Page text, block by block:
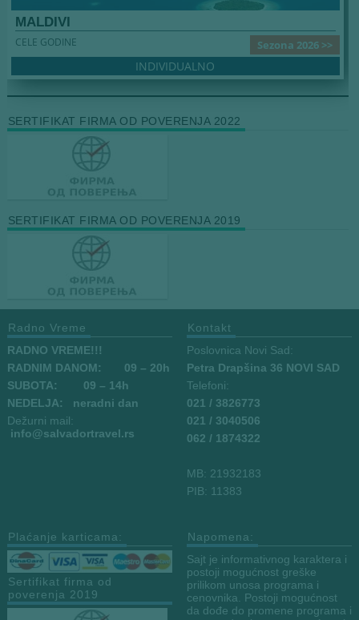
MALDIVI
Sezona 2026 >>
CELE GODINE
INDIVIDUALNO
SERTIFIKAT FIRMA OD POVERENJA 2022
SERTIFIKAT FIRMA OD POVERENJA 2019
Radno Vreme
RADNO VREME!!!
RADNIM DANOM:
09 – 20h
SUBOTA: 09 – 14h
NEDELJA: neradni dan
Dežurni mail:
info@salvadortravel.rs
Kontakt
Poslovnica Novi Sad:
Petra Drapšina 36 NOVI SAD
Telefoni:
021 / 3826773
021 / 3040506
062 / 1874322
MB: 21932183
PIB: 11383
Plaćanje karticama:
Sertifikat firma od
poverenja 2019
Napomena:
Sajt je informativnog karaktera i
postoji mogućnost greške
prilikom unosa programa i
cenovnika. Postoji mogućnost
da dođe do promene programa i